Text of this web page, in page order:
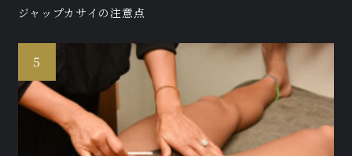
ジャップカサイの注意点